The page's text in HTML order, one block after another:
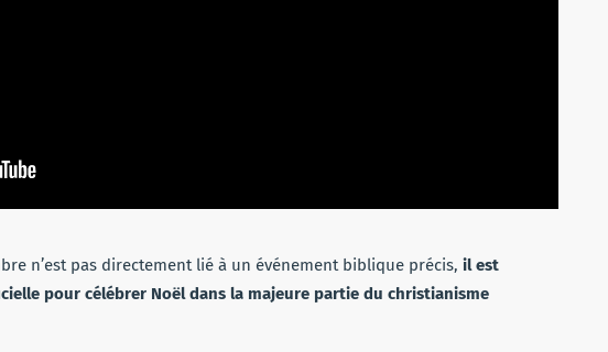
n’est pas directement lié à un événement biblique précis, il est
pour célébrer Noël dans la majeure partie du christianisme